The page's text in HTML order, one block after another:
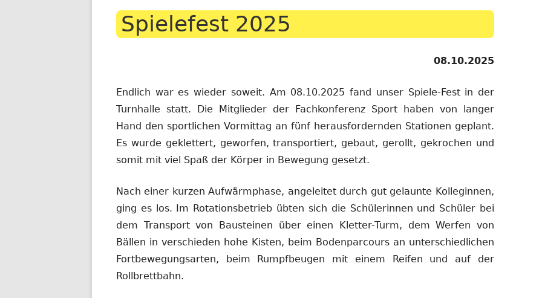
Spielefest 2025
08.10.2025
Endlich war es wieder soweit. Am 08.10.2025 fand unser Spiele-Fest in der
Turnhalle statt. Die Mitglieder der Fachkonferenz Sport haben von langer
Hand den sportlichen Vormittag an fünf herausfordernden Stationen geplant.
Es wurde geklettert, geworfen, transportiert, gebaut, gerollt, gekrochen und
somit mit viel Spaß der Körper in Bewegung gesetzt.
Nach einer kurzen Aufwärmphase, angeleitet durch gut gelaunte Kolleginnen,
ging es los. Im Rotationsbetrieb übten sich die Schülerinnen und Schüler bei
dem Transport von Bausteinen über einen Kletter-Turm, dem Werfen von
Bällen in verschieden hohe Kisten, beim Bodenparcours an unterschiedlichen
Fortbewegungsarten, beim Rumpfbeugen mit einem Reifen und auf der
Rollbrettbahn.